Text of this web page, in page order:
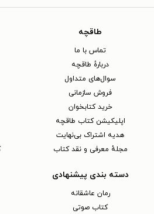
طاقچه
تماس با ما
دربارهٔ طاقچه
سوال‌های متداول
فروش سازمانی
خرید کتابخوان
اپلیکیشن کتاب طاقچه
هدیه اشتراک بی‌نهایت
مجلهٔ معرفی و نقد کتاب
دسته بندی پیشنهادی
رمان عاشقانه
کتاب‌ صوتی